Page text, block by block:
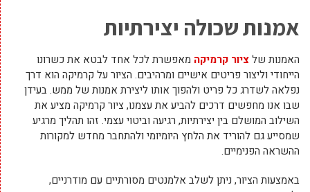
אמנות שכולה יצירתיות
האמנות שלציור קרמיקה מאפשרת לכל אחד לבטא את כשרונו
הייחודי וליצור פריטים אישיים ומרהיבים. הציור על קרמיקה הוא דרך
נפלאה לשדרג כל פריט ולהפוך אותו ליצירת אמנות של ממש. בעידן
שבו אנו מחפשים דרכים להביע את עצמנו, ציור קרמיקה מציע את
השילוב המושלם בין יצירתיות, רגיעה וביטוי עצמי. זהו תהליך מרגיע
שמסייע גם להוריד את הלחץ היומיומי ולהתחבר מחדש למקורות
ההשראה הפנימיים.
באמצעות הציור, ניתן לשלב אלמנטים מסורתיים עם מודרניים,